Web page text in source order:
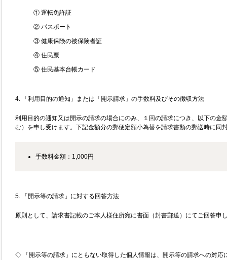
① 運転免許証
② パスポート
③ 健康保険の被保険者証
④ 住民票
⑤ 住民基本台帳カード
4. 「利用目的の通知」または「開示請求」の手数料及びその徴収方法
利用目的の通知又は開示の請求の場合にのみ、１回の請求につき、以下の金
む）を申し受けます。下記金額分の郵便定額小為替を請求書類の郵送時に同
手数料金額：1,000円
5. 「開示等の請求」に対する回答方法
原則として、請求書記載のご本人様住所宛に書面（封書郵送）にてご回答申
◇ 「開示等の請求」にともない取得した個人情報は、開示等の請求への対応